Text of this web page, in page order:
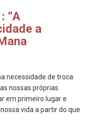
“A
a
necessidade de troca
nossas próprias
em primeiro lugar e
vida a partir do que